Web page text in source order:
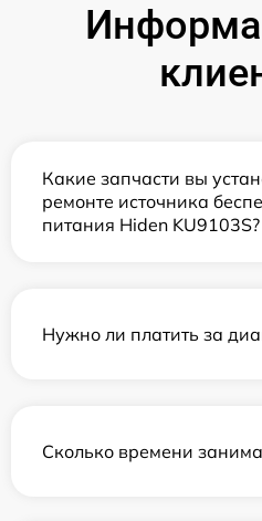
Какие запчасти вы
ремонте источника
питания Hiden KU9103S?
Нужно ли платить за
Сколько времени